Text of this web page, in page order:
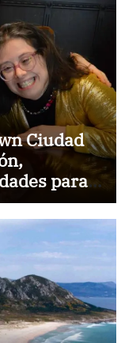
Ciudad
para
barreras